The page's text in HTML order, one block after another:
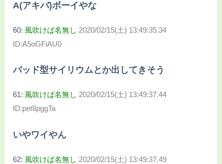
A(アキバ)ボーイやな
60: 風吹けば名無し 2020/02/15(土) 13:49:35.34
ID:A5oGFiAU0
バッド型サイリウムとか出してきそう
61: 風吹けば名無し 2020/02/15(土) 13:49:37.44
ID:pet8pggTa
いやワイやん
62: 風吹けば名無し 2020/02/15(土) 13:49:37.49